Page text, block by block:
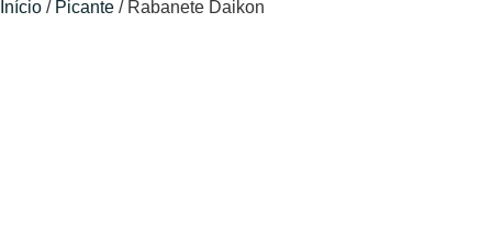
Início / Picante / Rabanete Daikon